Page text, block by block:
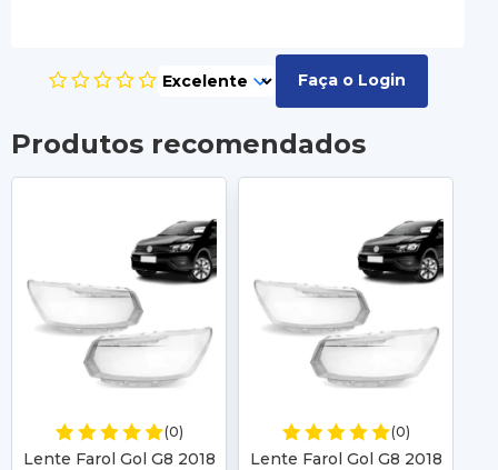
Faça o Login
Produtos recomendados
(0)
Lente Farol Gol G8 2018
(0)
Lente Farol Gol G8 2018